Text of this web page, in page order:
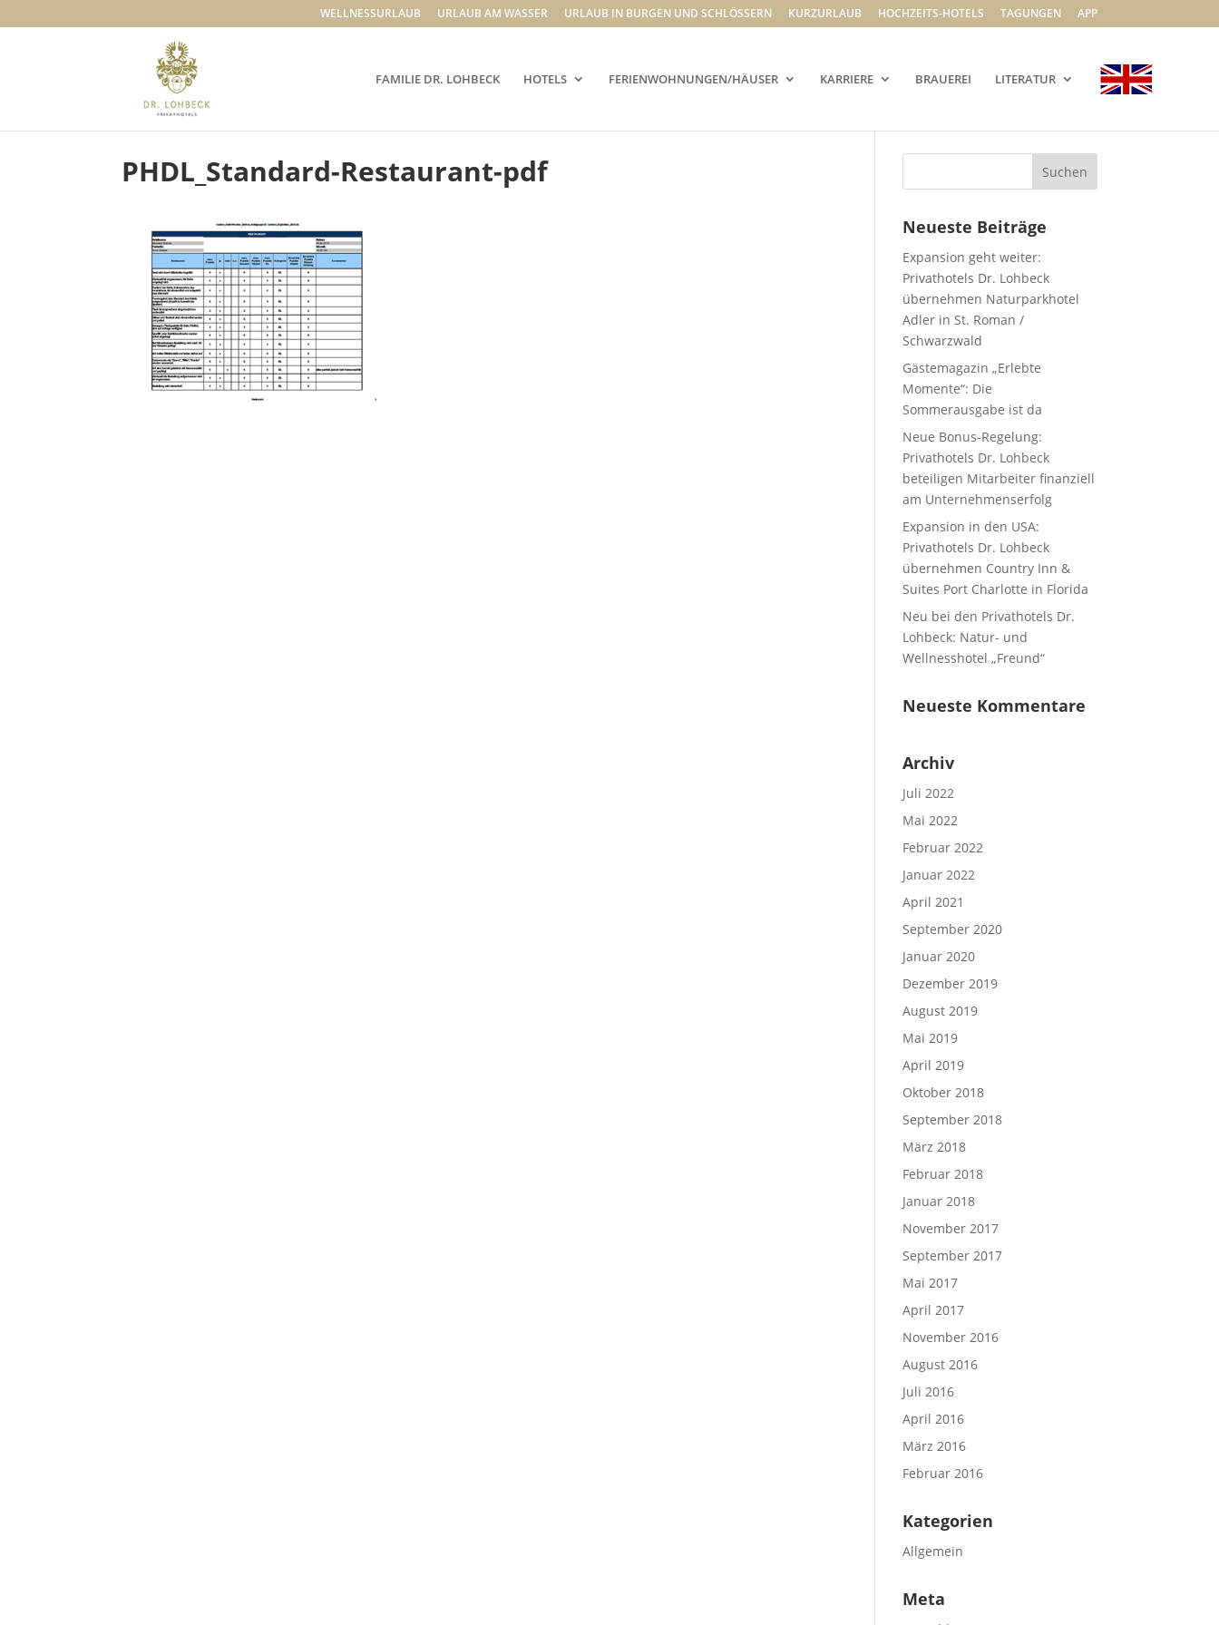
WELLNESSURLAUB URLAUB AM WASSER URLAUB IN BURGEN UND SCHLÖSSERN KURZURLAUB HOCHZEITS-HOTELS TAGUNGEN APP
FAMILIE DR. LOHBECK HOTELS FERIENWOHNUNGEN/HÄUSER KARRIERE BRAUEREI LITERATUR
PHDL_Standard-Restaurant-pdf
Neueste Beiträge
Expansion geht weiter:
Privathotels Dr. Lohbeck
übernehmen Naturparkhotel
Adler in St. Roman /
Schwarzwald
Gästemagazin „Erlebte
Momente“: Die
Sommerausgabe ist da
Neue Bonus-Regelung:
Privathotels Dr. Lohbeck
beteiligen Mitarbeiter finanziell
am Unternehmenserfolg
Expansion in den USA:
Privathotels Dr. Lohbeck
übernehmen Country Inn &
Suites Port Charlotte in Florida
Neu bei den Privathotels Dr.
Lohbeck: Natur- und
Wellnesshotel „Freund“
Neueste Kommentare
Archiv
Juli 2022
Mai 2022
Februar 2022
Januar 2022
April 2021
September 2020
Januar 2020
Dezember 2019
August 2019
Mai 2019
April 2019
Oktober 2018
September 2018
März 2018
Februar 2018
Januar 2018
November 2017
September 2017
Mai 2017
April 2017
November 2016
August 2016
Juli 2016
April 2016
März 2016
Februar 2016
Kategorien
Allgemein
Meta